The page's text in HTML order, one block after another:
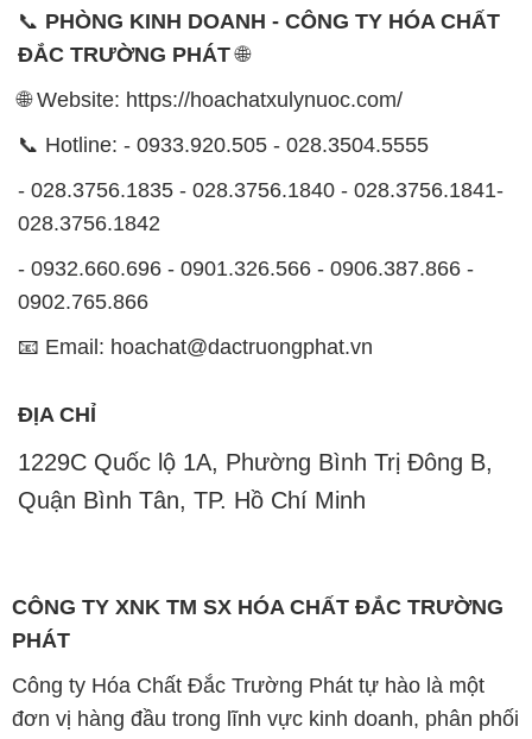
📞 PHÒNG KINH DOANH - CÔNG TY HÓA CHẤT
ĐẮC TRƯỜNG PHÁT🌐
🌐 Website: https://hoachatxulynuoc.com/
📞 Hotline: - 0933.920.505 - 028.3504.5555
- 028.3756.1835 - 028.3756.1840 - 028.3756.1841-
028.3756.1842
- 0932.660.696 - 0901.326.566 - 0906.387.866 -
0902.765.866
📧 Email: hoachat@dactruongphat.vn
ĐỊA CHỈ
1229C Quốc lộ 1A, Phường Bình Trị Đông B,
Quận Bình Tân, TP. Hồ Chí Minh
CÔNG TY XNK TM SX HÓA CHẤT ĐẮC TRƯỜNG
PHÁT
Công ty Hóa Chất Đắc Trường Phát tự hào là một
đơn vị hàng đầu trong lĩnh vực kinh doanh, phân phối